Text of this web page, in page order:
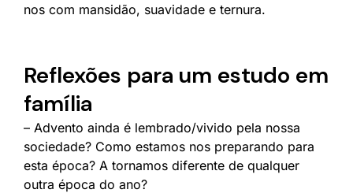
nos com mansidão, suavidade e ternura.
Reflexões para um estudo em
família
– Advento ainda é lembrado/vivido pela nossa
sociedade? Como estamos nos preparando para
esta época? A tornamos diferente de qualquer
outra época do ano?